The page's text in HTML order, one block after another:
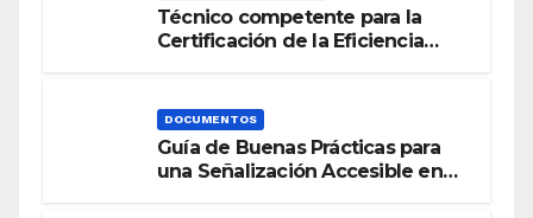
Técnico competente para la
Certificación de la Eficiencia
DOCUMENTOS
Guía de Buenas Prácticas para
una Señalización Accesible en